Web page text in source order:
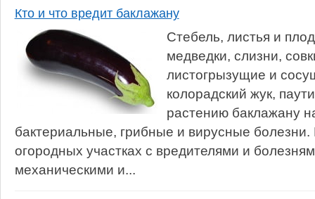
Кто и что вредит баклажану
Стебель, листья и
медведки, слизни,
листогрызущие и
колорадский жук,
растению баклажану
бактериальные, грибные и вирусные
огородных участках с вредителями и
механическими и...